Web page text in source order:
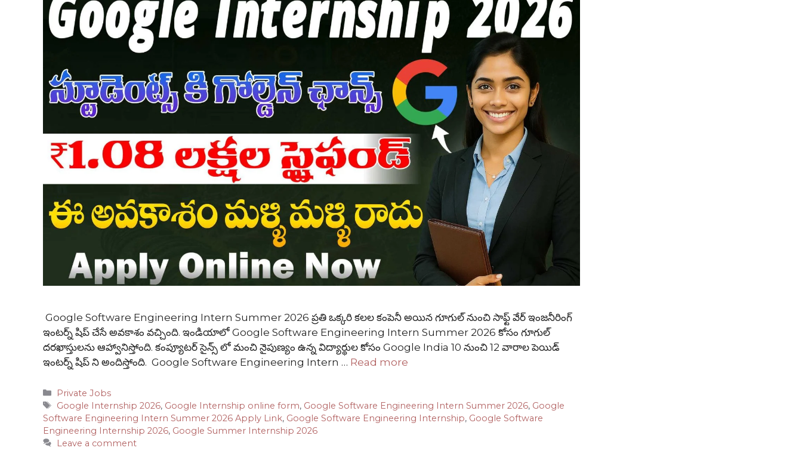
Google Software Engineering Intern Summer 2026 ప్రతి ఒక్కరి కలల కంపెనీ అయిన గూగుల్ నుంచి సాఫ్ట్ వేర్ ఇంజనీరింగ్
ఇంటర్న్ షిప్ చేసే అవకాశం వచ్చింది. ఇండియాలో Google Software Engineering Intern Summer 2026 కోసం గూగుల్
దరఖాస్తులను ఆహ్వానిస్తోంది. కంప్యూటర్ సైన్స్ లో మంచి నైపుణ్యం ఉన్న విద్యార్థుల కోసం Google India 10 నుంచి 12 వారాల పెయిడ్
ఇంటర్న్ షిప్ ని అందిస్తోంది. Google Software Engineering Intern … Read more
Categories
Private Jobs
Tags
Google Internship 2026, Google Internship online form, Google Software Engineering Intern Summer 2026, Google
Software Engineering Intern Summer 2026 Apply Link, Google Software Engineering Internship, Google Software
Engineering Internship 2026, Google Summer Internship 2026
Leave a comment